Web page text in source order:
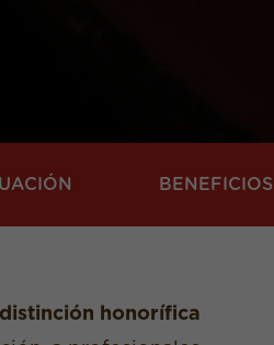
BENEFICIOS
honorífica